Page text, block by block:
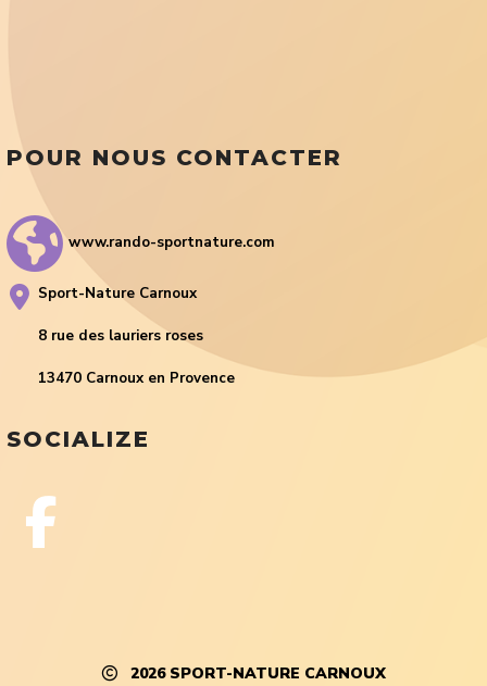
POUR NOUS CONTACTER
www.rando-sportnature.com
Sport-Nature Carnoux
8 rue des lauriers roses
13470 Carnoux en Provence
SOCIALIZE
2026 SPORT-NATURE CARNOUX